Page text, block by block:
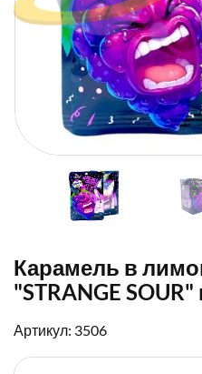
Карамель в
"STRANGE
Артикул: 3506